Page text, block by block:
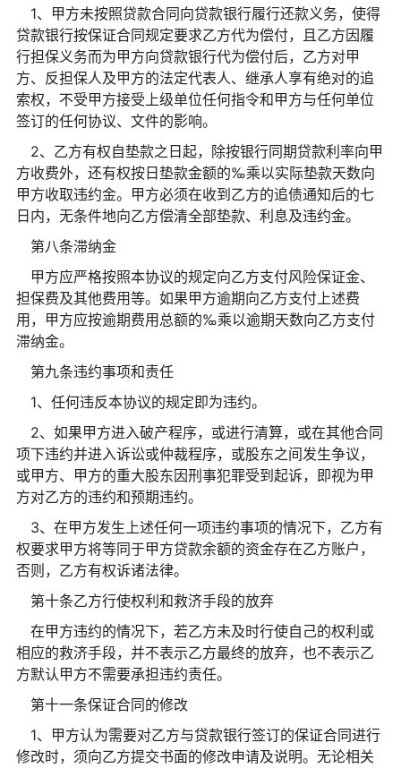
1、甲方未按照贷款合同向贷款银行履行还款义务，使得
贷款银行按保证合同规定要求乙方代为偿付，且乙方因履
行担保义务而为甲方向贷款银行代为偿付后，乙方对甲
方、反担保人及甲方的法定代表人、继承人享有绝对的追
索权，不受甲方接受上级单位任何指令和甲方与任何单位
签订的任何协议、文件的影响。
2、乙方有权自垫款之日起，除按银行同期贷款利率向甲
方收费外，还有权按日垫款金额的‰乘以实际垫款天数向
甲方收取违约金。甲方必须在收到乙方的追债通知后的七
日内，无条件地向乙方偿清全部垫款、利息及违约金。
第八条滞纳金
甲方应严格按照本协议的规定向乙方支付风险保证金、
担保费及其他费用等。如果甲方逾期向乙方支付上述费
用，甲方应按逾期费用总额的‰乘以逾期天数向乙方支付
滞纳金。
第九条违约事项和责任
1、任何违反本协议的规定即为违约。
2、如果甲方进入破产程序，或进行清算，或在其他合同
项下违约并进入诉讼或仲裁程序，或股东之间发生争议，
或甲方、甲方的重大股东因刑事犯罪受到起诉，即视为甲
方对乙方的违约和预期违约。
3、在甲方发生上述任何一项违约事项的情况下，乙方有
权要求甲方将等同于甲方贷款余额的资金存在乙方账户，
否则，乙方有权诉诸法律。
第十条乙方行使权利和救济手段的放弃
在甲方违约的情况下，若乙方未及时行使自己的权利或
相应的救济手段，并不表示乙方最终的放弃，也不表示乙
方默认甲方不需要承担违约责任。
第十一条保证合同的修改
1、甲方认为需要对乙方与贷款银行签订的保证合同进行
修改时，须向乙方提交书面的修改申请及说明。无论相关